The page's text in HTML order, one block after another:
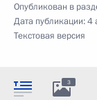
Опубликован в
Дата публикации:4
Текстовая версия
3